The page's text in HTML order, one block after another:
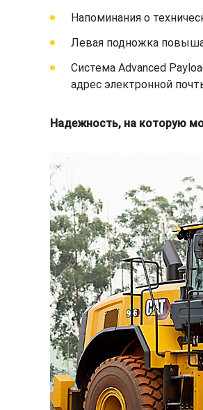
Напоминания о
Левая подножка
Система Advanced
адрес электронной
Надежность, на которую